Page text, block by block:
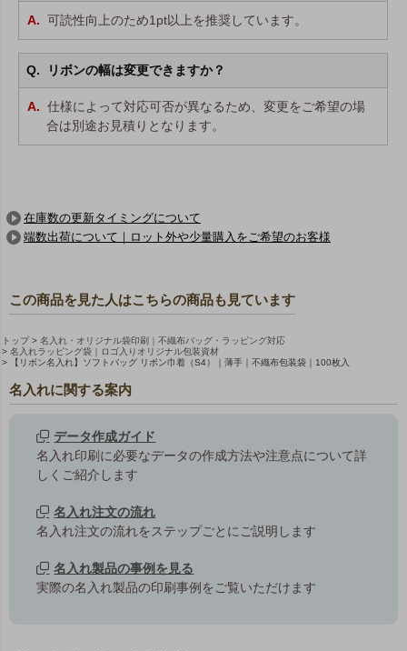
可読性向上のため1pt以上を推奨しています。
リボンの幅は変更できますか？
仕様によって対応可否が異なるため、変更をご希望の場
合は別途お見積りとなります。
在庫数の更新タイミングについて
端数出荷について｜ロット外や少量購入をご希望のお客様
この商品を見た人はこちらの商品も見ています
トップ
名入れ・オリジナル袋印刷｜不織布バッグ・ラッピング対応
名入れラッピング袋｜ロゴ入りオリジナル包装資材
【リボン名入れ】ソフトバッグ リボン巾着（S4）｜薄手｜不織布包装袋｜100枚入
名入れに関する案内
データ作成ガイド
名入れ印刷に必要なデータの作成方法や注意点について詳
しくご紹介します
名入れ注文の流れ
名入れ注文の流れをステップごとにご説明します
名入れ製品の事例を見る
実際の名入れ製品の印刷事例をご覧いただけます